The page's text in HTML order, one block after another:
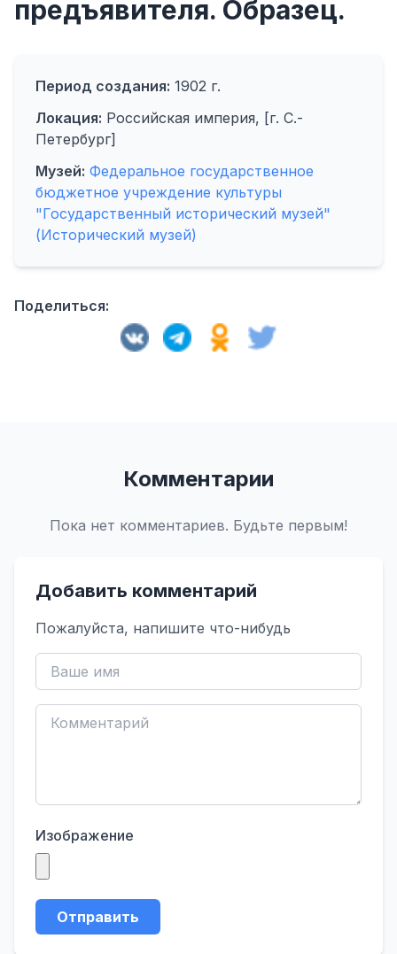
предъявителя. Образец.
Период создания: 1902 г.
Локация: Российская империя, [г. С.-
Петербург]
Музей: Федеральное государственное
бюджетное учреждение культуры
"Государственный исторический музей"
(Исторический музей)
Поделиться:
Комментарии
Пока нет комментариев. Будьте первым!
Добавить комментарий
Пожалуйста, напишите что-нибудь
Изображение
Отправить